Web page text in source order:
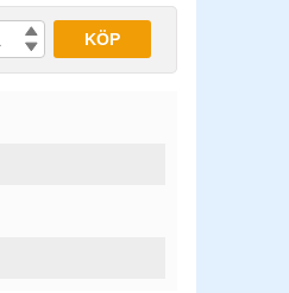
KÖP